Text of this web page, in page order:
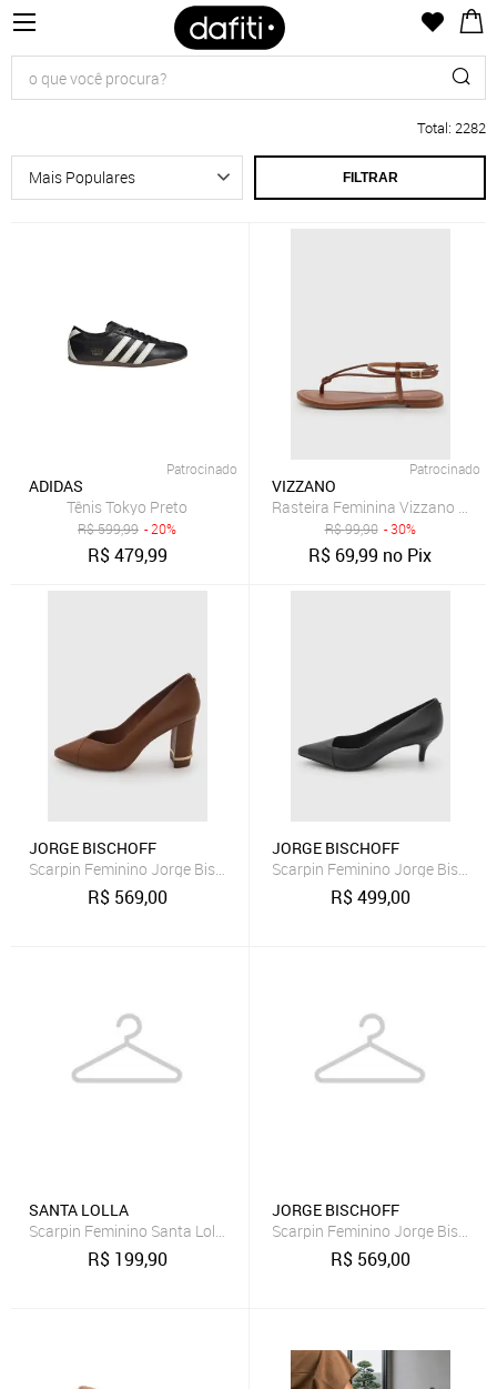
Total: 2282
FILTRAR
Patrocinado
ADIDAS
Tênis Tokyo Preto
R$599,99 - 20%
R$479,99
Patrocinado
VIZZANO
Rasteira Feminina Vizzano
R$99,90 - 30%
R$ 69,99 no Pix
JORGE BISCHOFF
Scarpin Feminino Jorge Bischoff Couro Bico Fino Marrom
R$ 569,00
JORGE BISCHOFF
Scarpin Feminino Jorge
R$499,00
SANTA LOLLA
Scarpin Feminino Santa Lolla Slingback Couro Preto
R$ 199,90
JORGE BISCHOFF
Scarpin Feminino Jorge
R$ 569,00